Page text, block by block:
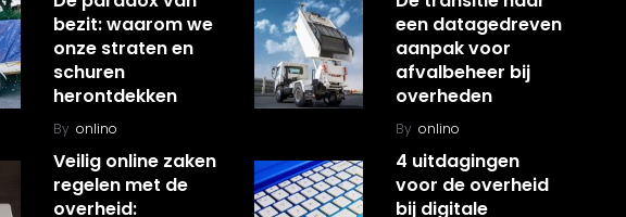
bezit: waarom we
onze straten en
schuren
herontdekken
By onlino
Veilig online zaken
regelen met de
overheid:
een datagedreven
aanpak voor
afvalbeheer bij
overheden
By onlino
4 uitdagingen
voor de overheid
bij digitale